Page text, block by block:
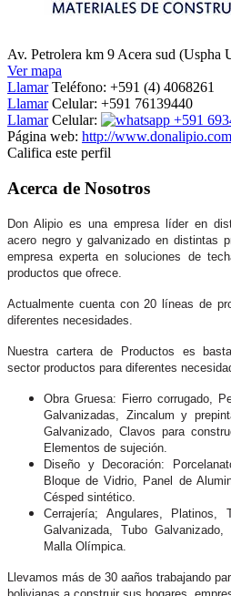
Av. Petrolera km 9 Acera sud (Uspha
Ver mapa
Llamar Teléfono: +591 (4) 4068261
Llamar Celular: +591 76139440
Llamar Celular:
+591
Página web: http://www.donalipio.com
Califica este perfil
Acerca de Nosotros
Don Alipio es una empresa líder en
acero negro y galvanizado en distintas
empresa experta en soluciones de
productos que ofrece.
Actualmente cuenta con 20 líneas de
diferentes necesidades.
Nuestra cartera de Productos es
sector productos para diferentes
Obra Gruesa: Fierro corrugado,
Galvanizadas, Zincalum y
Galvanizado, Clavos para
Elementos de sujeción.
Diseño y Decoración:
Bloque de Vidrio, Panel de
Césped sintético.
Cerrajería; Angulares, Platinos,
Galvanizada, Tubo
Malla Olímpica.
Llevamos más de 30 aaños trabajando